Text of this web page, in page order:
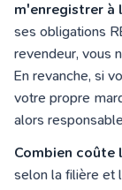
m'enregistrer à
ses obligations
revendeur, vous
En revanche, si
votre propre
alors
Combien
selon la filière et